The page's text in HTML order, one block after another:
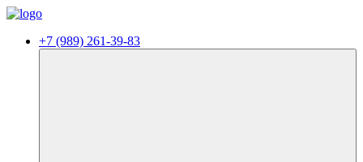
+7 (989) 261-39-83